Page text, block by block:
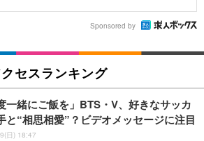
Sponsored by
セスランキング
一緒にご飯を」BTS・V、好きなサッカ
と“相思相愛”？ビデオメッセージに注目
日) 18:47